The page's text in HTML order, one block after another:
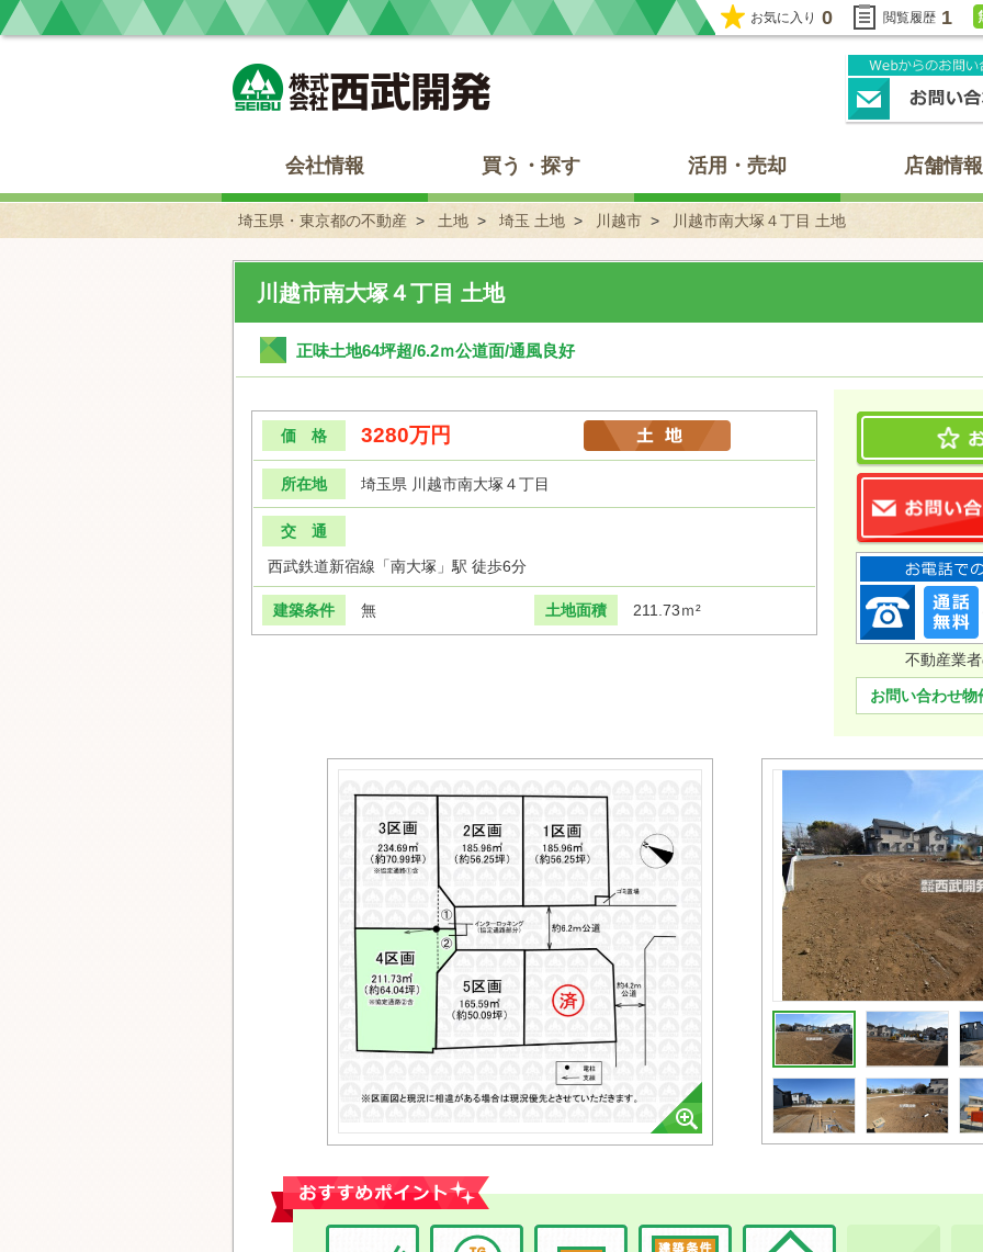
お気に入り 0 閲覧履歴 1
会社情報 買う・探す 活用・売却 店舗情報
埼玉県・東京都の不動産 土地 埼玉 土地 川越市 川越市南大塚４丁目 土地
川越市南大塚４丁目 土地
正味土地64坪超/6.2ｍ公道面/通風良好
価 格 3280万円
所在地 埼玉県 川越市南大塚４丁目
交 通
西武鉄道新宿線「南大塚」駅 徒歩6分
建築条件 無 土地面積 211.73ｍ²
不動産業
お問い合わせ物
おすすめポイント